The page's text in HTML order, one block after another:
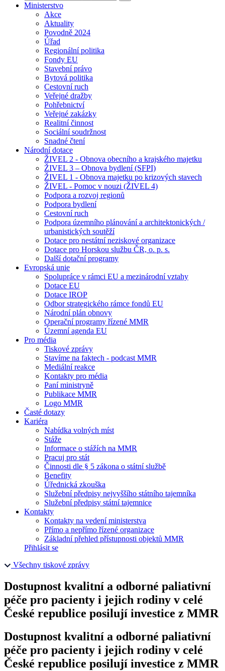
Ministerstvo
Akce
Aktuality
Povodně 2024
Úřad
Regionální politika
Fondy EU
Stavební právo
Bytová politika
Cestovní ruch
Veřejné dražby
Pohřebnictví
Veřejné zakázky
Realitní činnost
Sociální soudržnost
Snadné čtení
Národní dotace
ŽIVEL 2 - Obnova obecního a krajského majetku
ŽIVEL 3 – Obnova bydlení (SFPI)
ŽIVEL 1 - Obnova majetku po krizových stavech
ŽIVEL - Pomoc v nouzi (ŽIVEL 4)
Podpora a rozvoj regionů
Podpora bydlení
Cestovní ruch
Podpora územního plánování a architektonických /
urbanistických soutěží
Dotace pro nestátní neziskové organizace
Dotace pro Horskou službu ČR, o. p. s.
Další dotační programy
Evropská unie
Spolupráce v rámci EU a mezinárodní vztahy
Dotace EU
Dotace IROP
Odbor strategického rámce fondů EU
Národní plán obnovy
Operační programy řízené MMR
Územní agenda EU
Pro média
Tiskové zprávy
Stavíme na faktech - podcast MMR
Mediální reakce
Kontakty pro média
Paní ministryně
Publikace MMR
Logo MMR
Časté dotazy
Kariéra
Nabídka volných míst
Stáže
Informace o stážích na MMR
Pracuj pro stát
Činnosti dle § 5 zákona o státní službě
Benefity
Úřednická zkouška
Služební předpisy nejvyššího státního tajemníka
Služební předpisy státní tajemnice
Kontakty
Kontakty na vedení ministerstva
Přímo a nepřímo řízené organizace
Základní přehled přístupnosti objektů MMR
Přihlásit se
Všechny tiskové zprávy
Dostupnost kvalitní a odborné paliativní
péče pro pacienty i jejich rodiny v celé
České republice posilují investice z MMR
Dostupnost kvalitní a odborné paliativní
péče pro pacienty i jejich rodiny v celé
České republice posilují investice z MMR